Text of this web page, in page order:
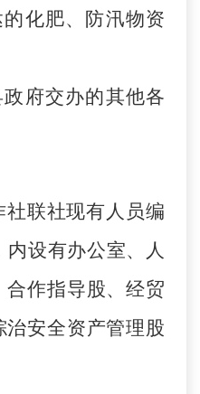
化肥、防汛物资
府交办的其他各
联社现有人员编
内设有办公室、人
作指导股、经贸
安全资产管理股